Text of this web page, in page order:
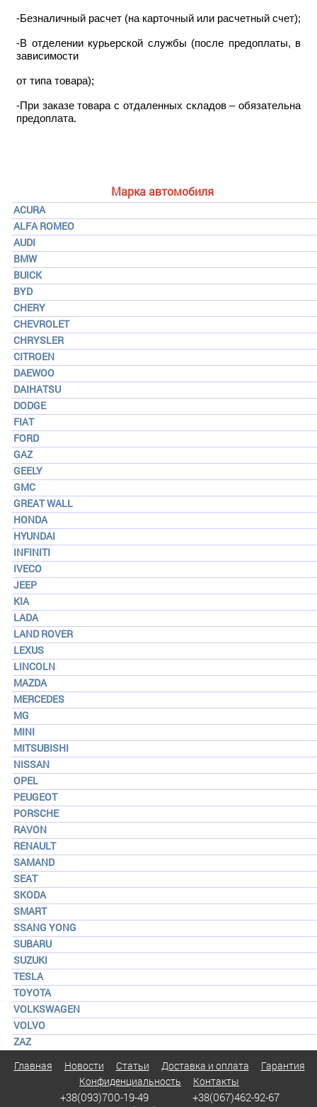
Марка автомобиля
ACURA
ALFA ROMEO
AUDI
BMW
BUICK
BYD
CHERY
CHEVROLET
CHRYSLER
CITROEN
DAEWOO
DAIHATSU
DODGE
FIAT
FORD
GAZ
GEELY
GMC
GREAT WALL
HONDA
HYUNDAI
INFINITI
IVECO
JEEP
KIA
LADA
LAND ROVER
LEXUS
LINCOLN
MAZDA
MERCEDES
MG
MINI
MITSUBISHI
NISSAN
OPEL
PEUGEOT
PORSCHE
RAVON
RENAULT
SAMAND
SEAT
SKODA
SMART
SSANG YONG
SUBARU
SUZUKI
TESLA
TOYOTA
VOLKSWAGEN
VOLVO
ZAZ
-Безналичный расчет (на карточный или расчетный счет);
-В отделении курьерской службы (после предоплаты, в
зависимости
от типа товара);
-При заказе товара с отдаленных складов – обязательна
предоплата.
Главная Новости Статьи Доставка и оплата
Гарантия
Конфиденциальность
Контакты
+38(093)700-19-49
+38(067)462-92-67